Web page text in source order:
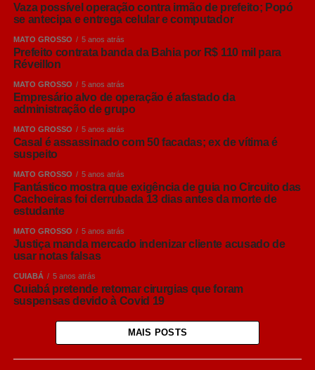
Vaza possível operação contra irmão de prefeito; Popó
se antecipa e entrega celular e computador
MATO GROSSO 5 anos atrás
Prefeito contrata banda da Bahia por R$ 110 mil para
Réveillon
MATO GROSSO 5 anos atrás
Empresário alvo de operação é afastado da
administração de grupo
MATO GROSSO 5 anos atrás
Casal é assassinado com 50 facadas; ex de vítima é
suspeito
MATO GROSSO 5 anos atrás
Fantástico mostra que exigência de guia no Circuito das
Cachoeiras foi derrubada 13 dias antes da morte de
estudante
MATO GROSSO 5 anos atrás
Justiça manda mercado indenizar cliente acusado de
usar notas falsas
CUIABÁ 5 anos atrás
Cuiabá pretende retomar cirurgias que foram
suspensas devido à Covid 19
MAIS POSTS